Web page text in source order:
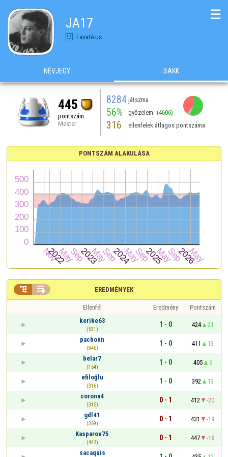
JA17
Fanatikus
☰
NÉVJEGY SAKK
445
pontszám
Mester
8284 játszma
56% győzelem (4606)
316 ellenfelek átlagos pontszáma
PONTSZÁM ALAKULÁSA
EREDMÉNYEK
 
Ellenfél Eredmény
Pontszám
kerike63
(531)
1 - 0 424
21
pachonn
(340)
1 - 0 411
13
belar7
(154)
1 - 0 405
6
efiloğlu
(316)
1 - 0 392
13
corona4
(315)
0 - 1 412
-20
gdl41
(369)
0 - 1 431
-19
Kasparov75
(442)
0 - 1 447
-16
sacaquis